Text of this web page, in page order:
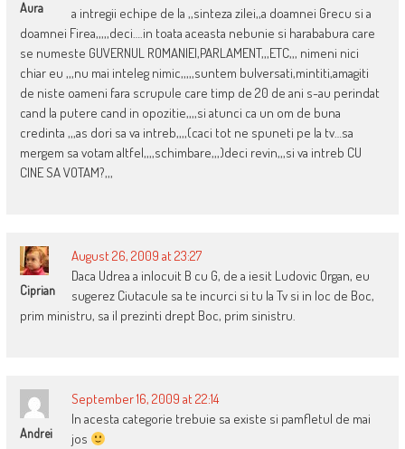
Aura
a intregii echipe de la ,,sinteza zilei,,a doamnei Grecu si a
doamnei Firea,,,,,deci….in toata aceasta nebunie si harababura care
se numeste GUVERNUL ROMANIEI,PARLAMENT,,,ETC,,, nimeni nici
chiar eu ,,,nu mai inteleg nimic,,,,,suntem bulversati,mintiti,amagiti
de niste oameni fara scrupule care timp de 20 de ani s-au perindat
cand la putere cand in opozitie,,,,si atunci ca un om de buna
credinta ,,,as dori sa va intreb,,,,(caci tot ne spuneti pe la tv…sa
mergem sa votam altfel,,,,schimbare,,,)deci revin,,,si va intreb CU
CINE SA VOTAM?,,,
Ciprian
August 26, 2009 at 23:27
Daca Udrea a inlocuit B cu G, de a iesit Ludovic Organ, eu
sugerez Ciutacule sa te incurci si tu la Tv si in loc de Boc,
prim ministru, sa il prezinti drept Boc, prim sinistru.
Andrei
September 16, 2009 at 22:14
In acesta categorie trebuie sa existe si pamfletul de mai
jos